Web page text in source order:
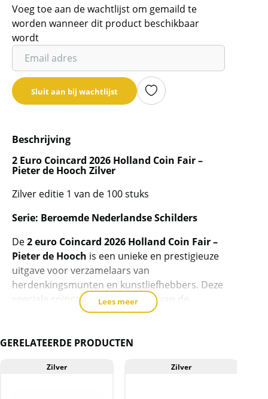
Voeg toe aan de wachtlijst om gemaild te
worden wanneer dit product beschikbaar
wordt
Vul
je
email
adres
de
wachtlijst
voor
product
toe
voegen
Sluit aan bij wachtlijst
Beschrijving
2 Euro Coincard 2026 Holland Coin Fair –
Pieter de Hooch Zilver
Zilver editie 1 van de 100 stuks
Serie: Beroemde Nederlandse Schilders
De2 euro Coincard 2026 Holland Coin Fair –
Pieter de Hooch is een unieke en prestigieuze
uitgave voor verzamelaars van
herdenkingsmunten en kunstliefhebbers. Deze
speciale coincard maakt deel uit van de
“Beroemde Nederlandse
Hooch(gedoopt 20 december 1629 – 24 maart
schilders uit de Nederlandse
Gouden Eeuw
Lees meer
GERELATEERDE PRODUCTEN
Zilver Zilver